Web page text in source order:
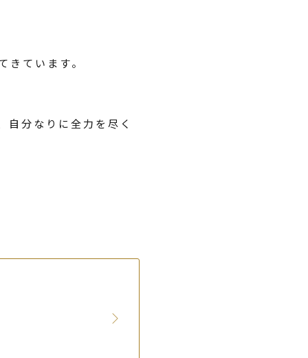
ています。
自分なりに全力を尽く